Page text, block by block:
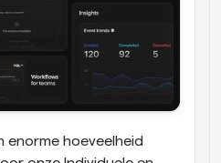
enorme hoeveelheid